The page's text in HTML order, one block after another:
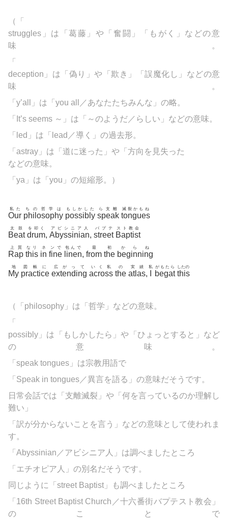
（「
struggles」は「葛藤」や「奮闘」「もがく」などの意
味。
「
deception」は「偽り」や「欺き」「誤魔化し」などの意
味。
「y’all」は「you all／あなたたちみんな」の略。
「It’s seems ～」は「～のようだ／らしい」などの意味。
「led」は「lead／導く」の過去形。
「astray」は「道に迷った」や「方向を見失った
などの意味。
「ya」は「you」の短縮形。）
Our
私た
philosophy
ちの哲学は
possibly
もしかした
speak
ら支離
tongues
滅裂かもね
Beat
太鼓
drum
を叩く
, Abyssinian
アビシニア人
, street
バプテ
Baptist
スト教会
Rap
上質
this
なリ
in
ネ
fine
ンで
linen
包んで
, from
最
the
初
beginning
からね
My
地
practice
図帳に
extending
広がって
across
いく私
the
の
atlas
実績
,
私
begat
がもたら
this
したの
（「 philosophy」は「哲学」などの意味。
「
possibly」は「もしかしたら」や「ひょっとすると」など
の意味。
「speak tongues」は宗教用語で
「Speak in tongues／異言を語る」の意味だそうです。
日常会話では「支離滅裂」や「何を言っているのか理解し
難い」
「訳が分からないことを言う」などの意味として使われま
す。
「 Abyssinian／アビシニア人」は調べましたところ
「エチオピア人」の別名だそうです。
同じように「street Baptist」も調べましたところ
「16th Street Baptist Church／十六番街バプテスト教会」
のことで